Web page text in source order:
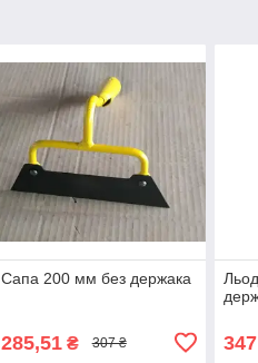
Сапа 200 мм без держака
285,51₴ 307 ₴